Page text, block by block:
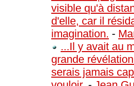
visible qu'à
d'elle, car il
imagination. -
...Il y avait au
grande
serais jamais